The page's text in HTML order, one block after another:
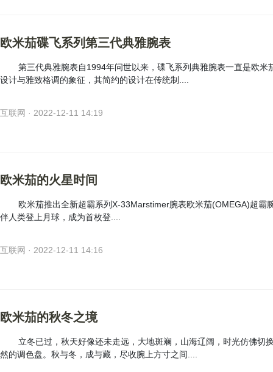
欧米茄碟飞系列第三代典雅腕表
第三代典雅腕表自1994年问世以来，碟飞系列典雅腕表一直是欧米
设计与雅致格调的象征，其简约的设计在传统制....
互联网 · 2022-12-11 14:19
欧米茄的火星时间
欧米茄推出全新超霸系列X-33Marstimer腕表欧米茄(OMEGA)超霸
伴人类登上月球，成为首枚登....
互联网 · 2022-12-11 14:16
欧米茄的秋冬之境
立冬已过，秋天好像还未走远，大地斑斓，山海辽阔，时光仿佛切
然的调色盘。秋与冬，成与藏，尽收腕上方寸之间....